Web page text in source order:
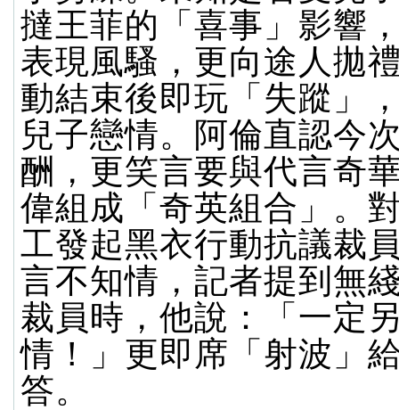
撻王菲的「喜事」影響
表現風騷，更向途人拋
動結束後即玩「失蹤」
兒子戀情。阿倫直認今
酬，更笑言要與代言奇
偉組成「奇英組合」。
工發起黑衣行動抗議裁
言不知情，記者提到無
裁員時，他說：「一定
情！」更即席「射波」
答。